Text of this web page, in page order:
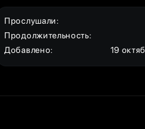
Прослушали:
Продолжительность:
Добавлено: 19